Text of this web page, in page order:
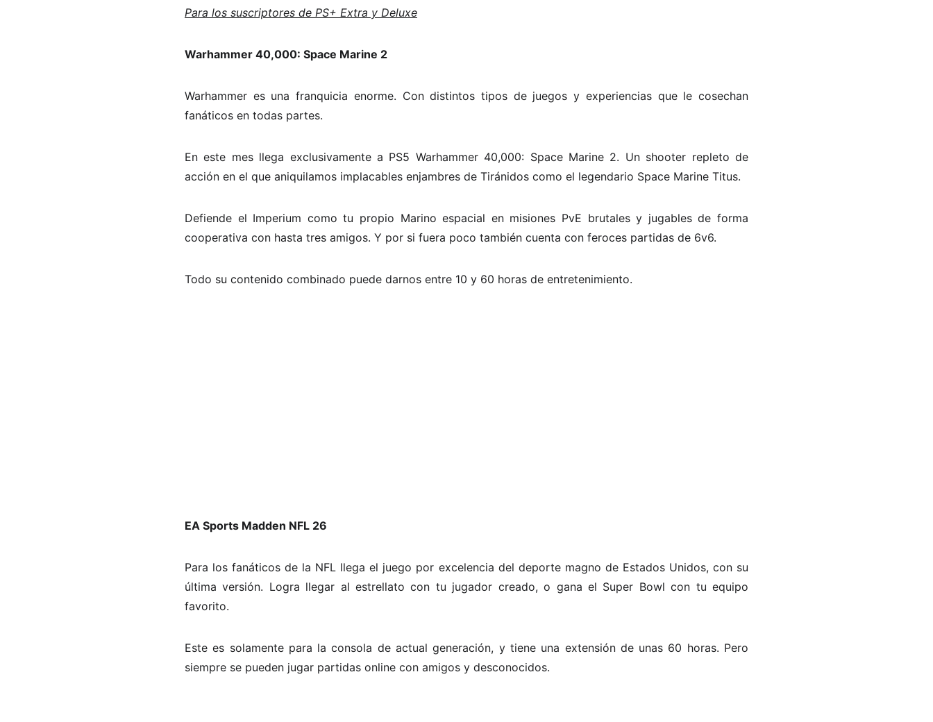
Para los suscriptores de PS+ Extra y Deluxe
Warhammer 40,000: Space Marine 2
Warhammer es una franquicia enorme. Con distintos tipos de juegos y experiencias que le cosechan
fanáticos en todas partes.
En este mes llega exclusivamente a PS5 Warhammer 40,000: Space Marine 2. Un shooter repleto de
acción en el que aniquilamos implacables enjambres de Tiránidos como el legendario Space Marine Titus.
Defiende el Imperium como tu propio Marino espacial en misiones PvE brutales y jugables de forma
cooperativa con hasta tres amigos. Y por si fuera poco también cuenta con feroces partidas de 6v6.
Todo su contenido combinado puede darnos entre 10 y 60 horas de entretenimiento.
EA Sports Madden NFL 26
Para los fanáticos de la NFL llega el juego por excelencia del deporte magno de Estados Unidos, con su
última versión. Logra llegar al estrellato con tu jugador creado, o gana el Super Bowl con tu equipo
favorito.
Este es solamente para la consola de actual generación, y tiene una extensión de unas 60 horas. Pero
siempre se pueden jugar partidas online con amigos y desconocidos.